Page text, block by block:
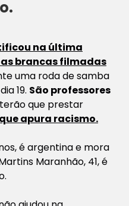
na última
brancas filmadas
uma roda de samba
19. São professores
que prestar
apura racismo.
é argentina e mora
Maranhão, 41, é